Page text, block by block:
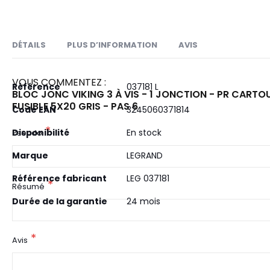
DÉTAILS
Bloc sectionnable pour cartouche fusible
Section nominale : 2,5mm² - Pas : 6mm -
Couleur : Gris pour circuit standard
Capacité :- conducteur rigide : 0,25mm² à
PLUS D’INFORMATION
Plus
d’information
Référence
037181 L
Code EAN
3245060371814
Disponibilité
En stock
Marque
LEGRAND
Référence fabricant
LEG 037181
Durée de la garantie
24 mois
AVIS
VOUS COMMENTEZ :
BLOC JONC VIKING 3 À VIS - 1 JONCTION - PR
FUSIBLE 5X20 GRIS - PAS 6
Pseudo
Résumé
Avis